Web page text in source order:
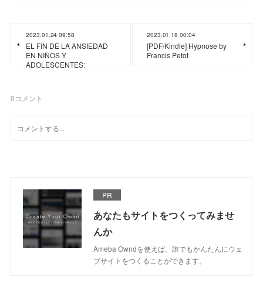
2023.01.24 09:58
EL FIN DE LA ANSIEDAD
EN NIÑOS Y
ADOLESCENTES:
2023.01.18 00:04
[PDF/Kindle] Hypnose by
Francis Petot
0コメント
PR
あなたもサイトをつくってみませ
んか
Ameba Owndを使えば、誰でもかんたんにウェ
ブサイトをつくることができます。